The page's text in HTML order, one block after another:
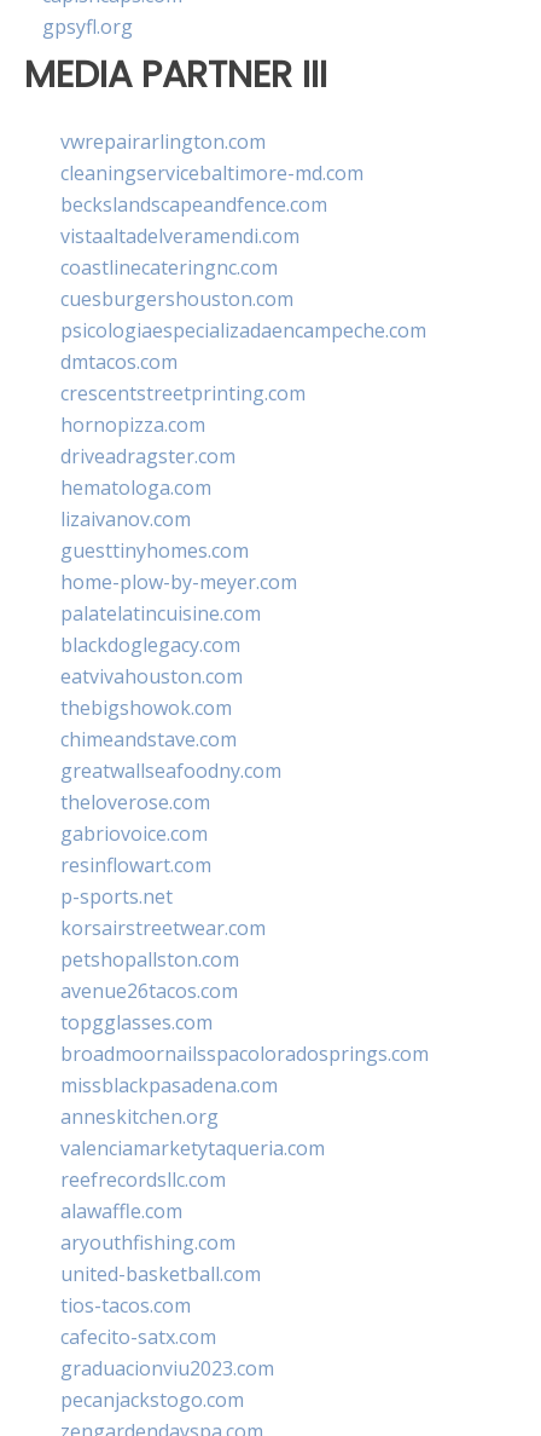
gpsyfl.org
MEDIA PARTNER III
vwrepairarlington.com
cleaningservicebaltimore-md.com
beckslandscapeandfence.com
vistaaltadelveramendi.com
coastlinecateringnc.com
cuesburgershouston.com
psicologiaespecializadaencampeche.com
dmtacos.com
crescentstreetprinting.com
hornopizza.com
driveadragster.com
hematologa.com
lizaivanov.com
guesttinyhomes.com
home-plow-by-meyer.com
palatelatincuisine.com
blackdoglegacy.com
eatvivahouston.com
thebigshowok.com
chimeandstave.com
greatwallseafoodny.com
theloverose.com
gabriovoice.com
resinflowart.com
p-sports.net
korsairstreetwear.com
petshopallston.com
avenue26tacos.com
topgglasses.com
broadmoornailsspacoloradosprings.com
missblackpasadena.com
anneskitchen.org
valenciamarketytaqueria.com
reefrecordsllc.com
alawaffle.com
aryouthfishing.com
united-basketball.com
tios-tacos.com
cafecito-satx.com
graduacionviu2023.com
pecanjackstogo.com